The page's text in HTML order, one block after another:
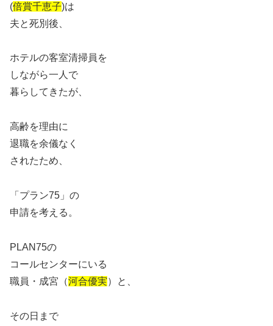
(倍賞千恵子)は
夫と死別後、
ホテルの客室清掃員を
しながら一人で
暮らしてきたが、
高齢を理由に
退職を余儀なく
されたため、
「プラン75」の
申請を考える。
PLAN75の
コールセンターにいる
職員・成宮（河合優実）と、
その日まで